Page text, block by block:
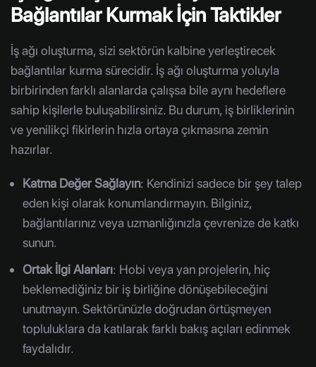
Bağlantılar Kurmak İçin Taktikler
İş ağı oluşturma, sizi sektörün kalbine yerleştirecek
bağlantılar kurma sürecidir. İş ağı oluşturma yoluyla
birbirinden farklı alanlarda çalışsa bile aynı hedeflere
sahip kişilerle buluşabilirsiniz. Bu durum, iş birliklerinin
ve yenilikçi fikirlerin hızla ortaya çıkmasına zemin
hazırlar.
Katma Değer Sağlayın: Kendinizi sadece bir şey talep
eden kişi olarak konumlandırmayın. Bilginiz,
bağlantılarınız veya uzmanlığınızla çevrenize de katkı
sunun.
Ortak İlgi Alanları: Hobi veya yan projelerin, hiç
beklemediğiniz bir iş birliğine dönüşebileceğini
unutmayın. Sektörünüzle doğrudan örtüşmeyen
topluluklara da katılarak farklı bakış açıları edinmek
faydalıdır.